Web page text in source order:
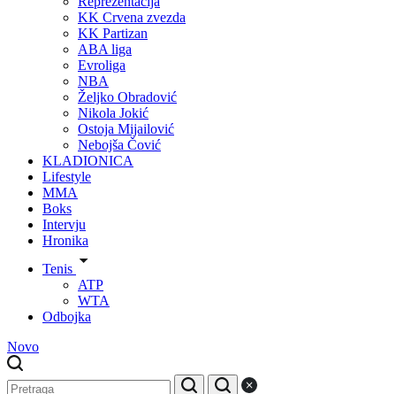
KK Crvena zvezda
KK Partizan
ABA liga
Evroliga
NBA
Željko Obradović
Nikola Jokić
Ostoja Mijailović
Nebojša Čović
KLADIONICA
Lifestyle
MMA
Boks
Intervju
Hronika
Tenis
ATP
WTA
Odbojka
Novo